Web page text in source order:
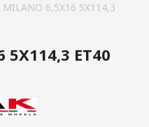
MILANO 6,5X16 5X114,3
5X114,3 ET40